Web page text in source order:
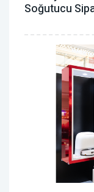
Soğutucu